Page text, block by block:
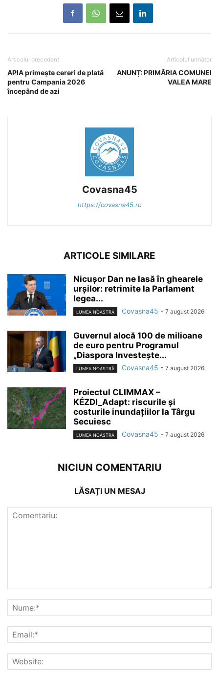
Articolul precedent
APIA primește cereri de plată
pentru Campania 2026
începând de azi
Articolul următor
ANUNȚ: PRIMĂRIA COMUNEI
VALEA MARE
Covasna45
https://covasna45.ro
ARTICOLE SIMILARE
Nicușor Dan ne lasă în ghearele
urșilor: retrimite la Parlament
legea...
LUMEA NOASTRĂ Covasna45 - 7 august 2026
Guvernul alocă 100 de milioane
de euro pentru Programul
„Diaspora Investește...
LUMEA NOASTRĂ Covasna45 - 7 august 2026
Proiectul CLIMMAX –
KÉZDI_Adapt: riscurile și
costurile inundațiilor la Târgu
Secuiesc
LUMEA NOASTRĂ Covasna45 - 7 august 2026
NICIUN COMENTARIU
LĂSAȚI UN MESAJ